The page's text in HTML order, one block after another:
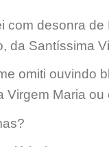
com desonra
da Santíssima
omiti ouvindo
Virgem Maria